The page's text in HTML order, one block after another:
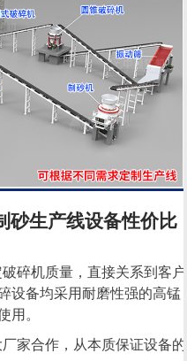
生产线设备性价比
碎机质量，直接关系到客户
设备均采用耐磨性强的高锰
用。
家合作，从本质保证设备的